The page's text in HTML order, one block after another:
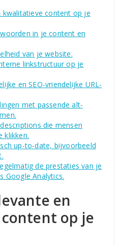
content op je
in je content en
van je website.
linkstructuur op je
en SEO-vriendelijke URL-
met passende alt-
die mensen
klikken.
up-to-date, bijvoorbeeld
de prestaties van je
Google Analytics.
en
op je